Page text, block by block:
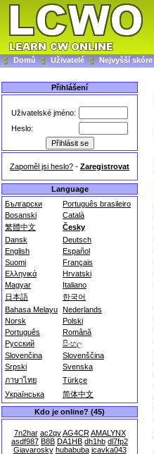
Domů Uživatelé Nejvyšší skóre
Přihlášení
Uživatelské jméno:
Heslo:
Zapoměl jsi heslo? - Zaregistrovat
Language
Български
Português brasileiro
Bosanski
Català
繁體中文
Česky
Dansk
Deutsch
English
Español
Suomi
Français
Ελληνικά
Hrvatski
Magyar
Italiano
日本語
한국어
Bahasa Melayu Nederlands
Norsk
Polski
Português
Română
Русский
සිංහල
Slovenčina
Slovenščina
Srpski
Svenska
ภาษาไทย
Türkçe
Українська
简体中文
Kdo je online? (45)
7n2har ac2qy AG4CR AMALYNX
asdf987 B8B DA1HB dh1hb dl7fp2
Giavarosky hubabuba icavka043